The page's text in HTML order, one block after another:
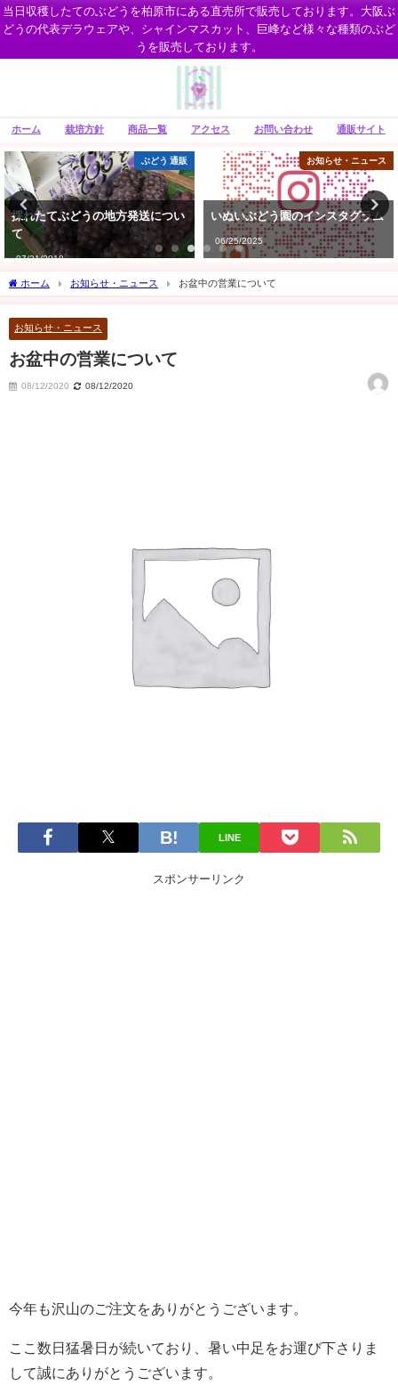
当日収穫したてのぶどうを柏原市にある直売所で販売しております。大阪ぶ
どうの代表デラウェアや、シャインマスカット、巨峰など様々な種類のぶど
うを販売しております。
ホーム 栽培方針 商品一覧 アクセス お問い合わせ 通販サイト
ぶどう 通販
採れたてぶどうの地方発送につい
て
07/31/2018
お知らせ・ニュース
いぬいぶどう園のインスタグラム
06/25/2025
ホーム お知らせ・ニュース お盆中の営業について
お知らせ・ニュース
お盆中の営業について
08/12/2020 08/12/2020
LINE
スポンサーリンク
今年も沢山のご注文をありがとうございます。
ここ数日猛暑日が続いており、暑い中足をお運び下さりま
して誠にありがとうございます。